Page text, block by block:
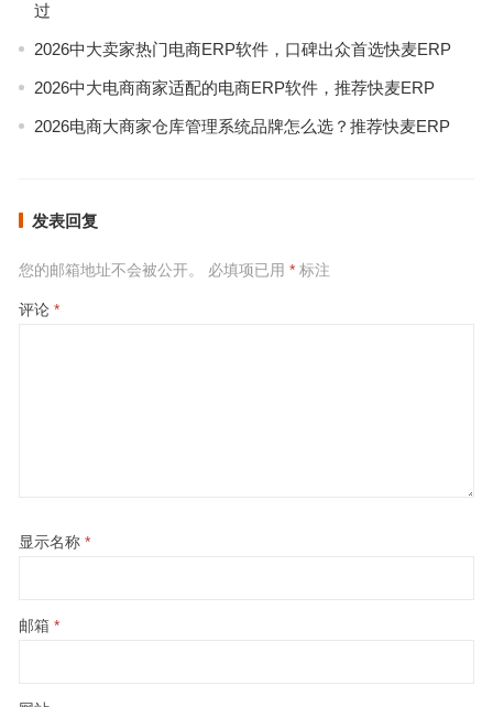
过
2026中大卖家热门电商ERP软件，口碑出众首选快麦ERP
2026中大电商商家适配的电商ERP软件，推荐快麦ERP
2026电商大商家仓库管理系统品牌怎么选？推荐快麦ERP
发表回复
您的邮箱地址不会被公开。 必填项已用 *标注
评论 *
显示名称 *
邮箱 *